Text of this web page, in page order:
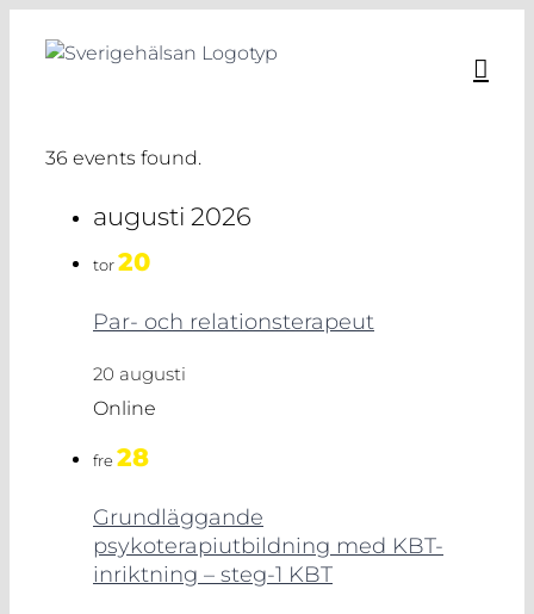
36 events found.
augusti 2026
tor20
Par- och relationsterapeut
20 augusti
Online
fre 28
Grundläggande
psykoterapiutbildning med KBT-
inriktning – steg-1 KBT